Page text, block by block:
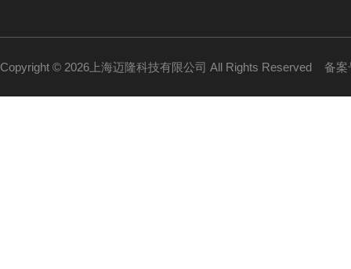
Copyright © 2026上海迈隆科技有限公司 All Rights Reserved 备案